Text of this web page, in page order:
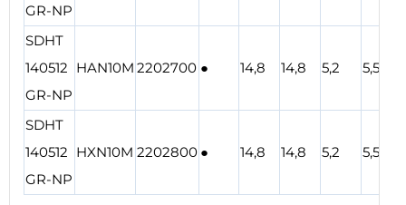
GR-NP
SDHT
140512
GR-NP
HAN10M 2202700 ● 14,8 14,8 5,2 5,5
SDHT
140512
GR-NP
HXN10M 2202800 ● 14,8 14,8 5,2 5,5